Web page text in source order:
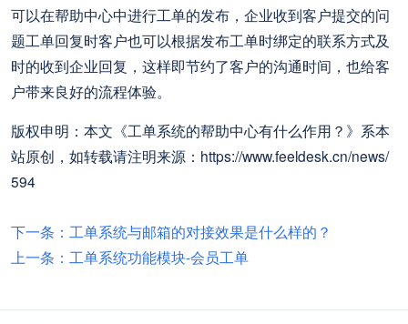
可以在帮助中心中进行工单的发布，企业收到客户提交的问
题工单回复时客户也可以根据发布工单时绑定的联系方式及
时的收到企业回复，这样即节约了客户的沟通时间，也给客
户带来良好的流程体验。
版权申明：本文《工单系统的帮助中心有什么作用？》系本
站原创，如转载请注明来源：https://www.feeldesk.cn/news/
594
下一条：工单系统与邮箱的对接效果是什么样的？
上一条：工单系统功能模块-会员工单